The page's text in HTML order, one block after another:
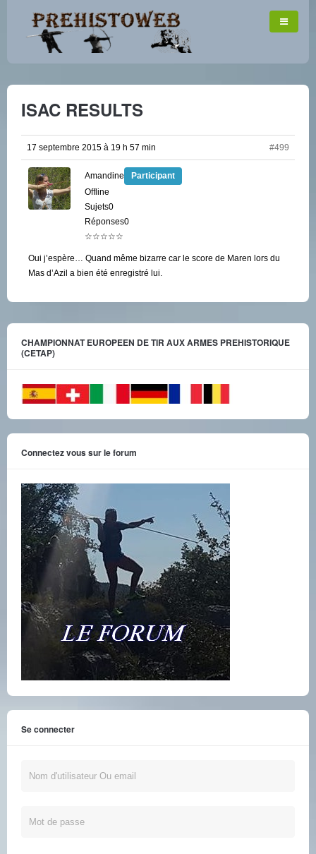
ISAC RESULTS
17 septembre 2015 à 19 h 57 min #499
Amandine
Participant
Offline
Sujets0
Réponses0
☆☆☆☆☆
Oui j’espère… Quand même bizarre car le score de Maren lors du
Mas d’Azil a bien été enregistré lui.
CHAMPIONNAT EUROPEEN DE TIR AUX ARMES PREHISTORIQUE
(CETAP)
Connectez vous sur le forum
Se connecter